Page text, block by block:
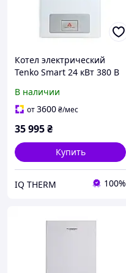
Котел электрический
Tenko Smart 24 кВт 380 В
В наличии
от3600₴/мес
35 995₴
Купить
IQ THERM 100%